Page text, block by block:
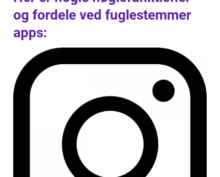
og fordele ved fuglestemmer
apps: